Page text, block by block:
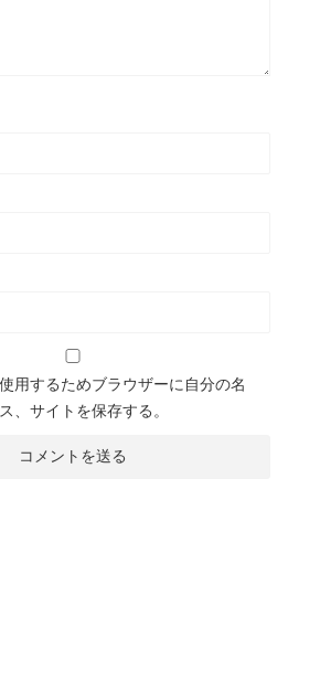
用するためブラウザーに自分の名
、サイトを保存する。